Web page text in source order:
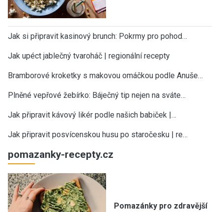
Jak si připravit kasinový brunch: Pokrmy pro pohod…
Jak upéct jablečný tvaroháč | regionální recepty
Bramborové kroketky s makovou omáčkou podle Anuše…
Plněné vepřové žebírko: Báječný tip nejen na sváte…
Jak připravit kávový likér podle našich babiček |…
Jak připravit posvícenskou husu po staročesku | re…
pomazanky-recepty.cz
Pomazánky pro zdravější